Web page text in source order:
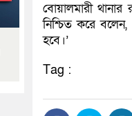
বোয়ালমারী
নিশ্চিত করে বলেন,
হবে।’
Tag :